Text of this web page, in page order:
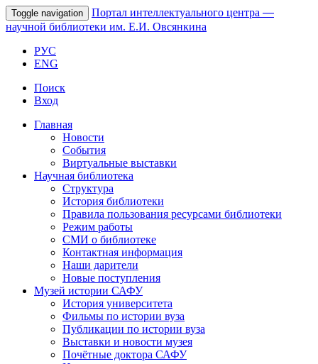
Toggle navigation Портал интеллектуального центра —
научной библиотеки им. Е.И. Овсянкина
РУС
ENG
Поиск
Вход
Главная
Новости
События
Виртуальные выставки
Научная библиотека
Структура
История библиотеки
Правила пользования ресурсами библиотеки
Режим работы
СМИ о библиотеке
Контактная информация
Наши дарители
Новые поступления
Музей истории САФУ
История университета
Фильмы по истории вуза
Публикации по истории вуза
Выставки и новости музея
Почётные доктора САФУ